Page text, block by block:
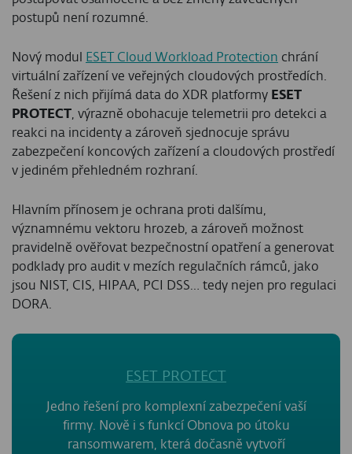
postupů není rozumné.
Nový modul ESET Cloud Workload Protection chrání
virtuální zařízení ve veřejných cloudových prostředích.
Řešení z nich přijímá data do XDR platformy ESET
PROTECT, výrazně obohacuje telemetrii pro detekci a
reakci na incidenty a zároveň sjednocuje správu
zabezpečení koncových zařízení a cloudových prostředí
v jediném přehledném rozhraní.
Hlavním přínosem je ochrana proti dalšímu,
významnému vektoru hrozeb, a zároveň možnost
pravidelně ověřovat bezpečnostní opatření a generovat
podklady pro audit v mezích regulačních rámců, jako
jsou NIST, CIS, HIPAA, PCI DSS… tedy nejen pro regulaci
DORA.
ESET PROTECT
Jedno řešení pro komplexní zabezpečení vaší
firmy. Nově i s funkcí Obnova po útoku
ransomwarem, která dočasně vytvoří